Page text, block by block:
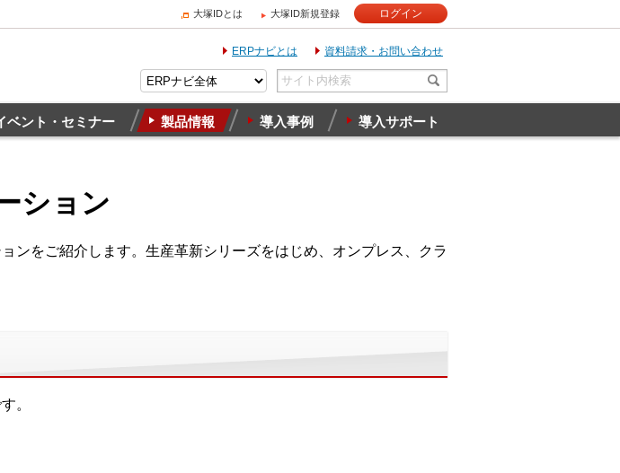
大塚IDとは 大塚ID新規登録 ログイン
ERPナビとは 資料請求・お問い合わせ
ベント・セミナー 製品情報 導入事例 導入サポート
ション
ンをご紹介します。生産革新シリーズをはじめ、オンプレス、クラ
。